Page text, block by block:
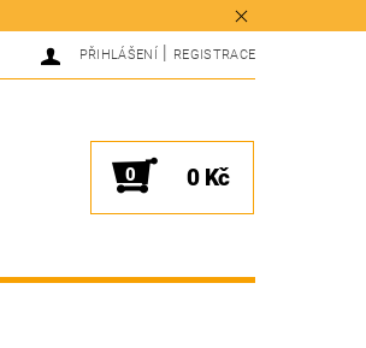
PŘIHLÁŠENÍ REGISTRACE
0 0 Kč